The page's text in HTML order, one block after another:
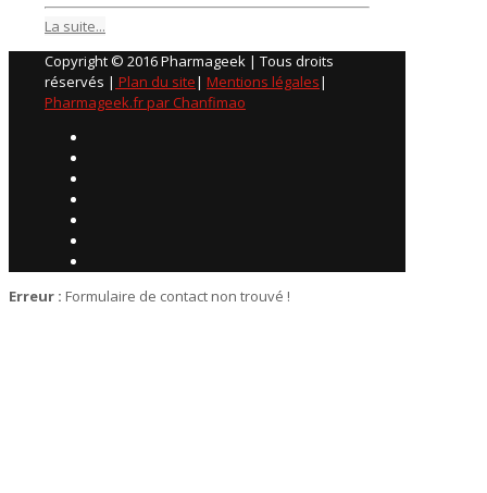
La suite...
Copyright © 2016 Pharmageek | Tous droits
réservés | Plan du site| Mentions légales|
Pharmageek.fr par Chanfimao
Erreur : Formulaire de contact non trouvé !